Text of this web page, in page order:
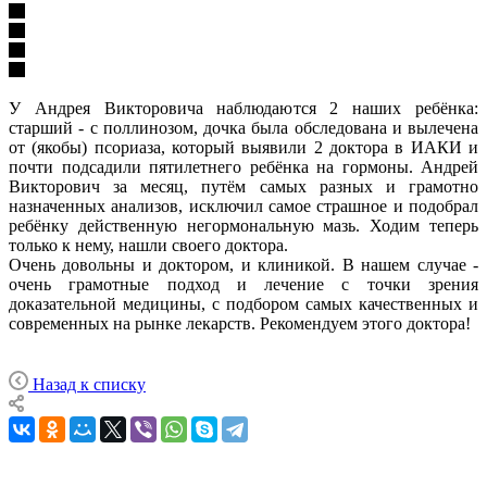
У Андрея Викторовича наблюдаются 2 наших ребёнка:
старший - с поллинозом, дочка была обследована и вылечена
от (якобы) псориаза, который выявили 2 доктора в ИАКИ и
почти подсадили пятилетнего ребёнка на гормоны. Андрей
Викторович за месяц, путём самых разных и грамотно
назначенных анализов, исключил самое страшное и подобрал
ребёнку действенную негормональную мазь. Ходим теперь
только к нему, нашли своего доктора.
Очень довольны и доктором, и клиникой. В нашем случае -
очень грамотные подход и лечение с точки зрения
доказательной медицины, с подбором самых качественных и
современных на рынке лекарств. Рекомендуем этого доктора!
Назад к списку